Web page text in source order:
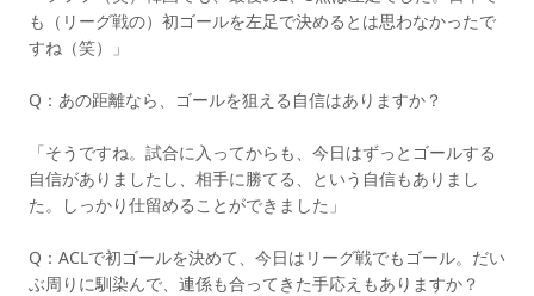
も（リーグ戦の）初ゴールを左足で決めるとは思わなかったで
すね（笑）」
Q：あの距離なら、ゴールを狙える自信はありますか？
「そうですね。試合に入ってからも、今日はずっとゴールする
自信がありましたし、相手に勝てる、という自信もありまし
た。しっかり仕留めることができました」
Q：ACLで初ゴールを決めて、今日はリーグ戦でもゴール。だい
ぶ周りに馴染んで、連係も合ってきた手応えもありますか？